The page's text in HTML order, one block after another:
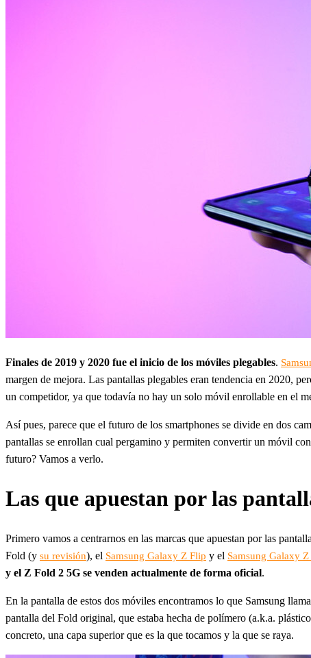
Finales de 2019 y 2020 fue el inicio de los móviles plegables.
margen de mejora. Las pantallas plegables eran tendencia en 2020,
un competidor, ya que todavía no hay un solo móvil enrollable en el
Así pues, parece que el futuro de los smartphones se divide en dos
pantallas se enrollan cual pergamino y permiten convertir un móvil
futuro? Vamos a verlo.
Las que apuestan por las
Primero vamos a centrarnos en las marcas que apuestan por las
Fold (y su revisión), el Samsung Galaxy Z Flip y el Samsung Galaxy
y el Z Fold 2 5G se venden actualmente de forma oficial.
En la pantalla de estos dos móviles encontramos lo que Samsung
pantalla del Fold original, que estaba hecha de polímero (a.k.a.
concreto, una capa superior que es la que tocamos y la que se raya.